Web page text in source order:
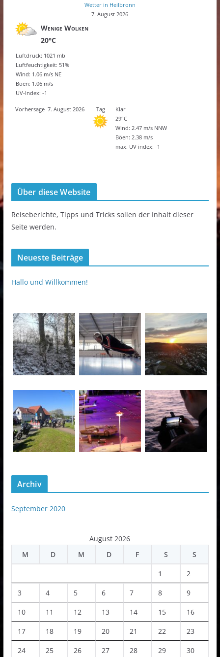
Wetter in Heilbronn
7. August 2026
Wenige Wolken
20°C
Luftdruck: 1021 mb
Luftfeuchtigkeit: 51%
Wind: 1.06 m/s NE
Böen: 1.06 m/s
UV-Index: -1
Vorhersage 7. August 2026 Tag
Klar
29°C
Wind: 2.47 m/s NNW
Böen: 2.38 m/s
max. UV index: -1
Über diese Website
Reiseberichte, Tipps und Tricks sollen der Inhalt dieser
Seite werden.
Neueste Beiträge
Hallo und Willkommen!
Archiv
September 2020
August 2026
M
D M D F S S
1 2
3 4 5 6 7 8 9
10 11 12 13 14 15 16
17 18 19 20 21 22 23
24 25 26 27 28 29 30